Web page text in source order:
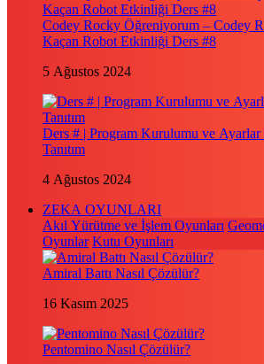
Codey Rocky Öğreniyorum – Codey
Kaçan Robot Etkinliği Ders #8
5 Ağustos 2024
Ders # | Program Kurulumu ve Ayarlar
Tanıtım
4 Ağustos 2024
ZEKA OYUNLARI
Akıl Yürütme ve İşlem Oyunları
Oyunlar Kutu Oyunları
Amiral Battı Nasıl Çözülür?
16 Kasım 2025
Pentomino Nasıl Çözülür?